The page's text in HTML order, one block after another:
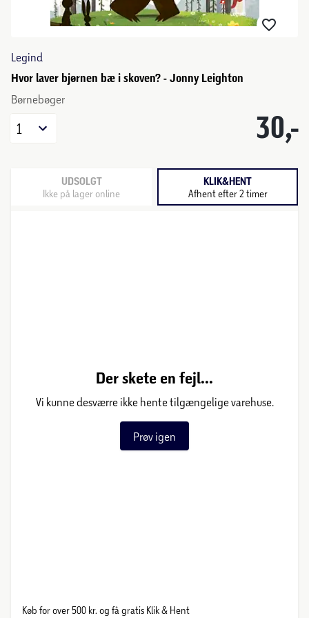
Legind
Hvor laver bjørnen bæ i skoven? - Jonny Leighton
Børnebøger
30,-
1
UDSOLGT
Ikke på lager online
KLIK&HENT
Afhent efter 2 timer
Der skete en fejl...
Vi kunne desværre ikke hente tilgængelige varehuse.
Prøv igen
Køb for over 500 kr. og få gratis Klik & Hent